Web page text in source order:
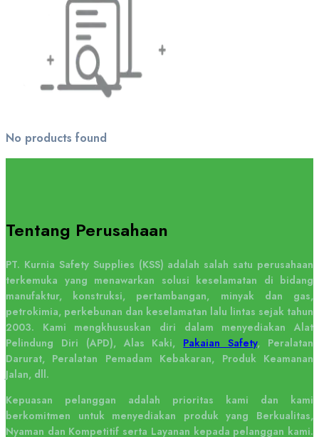
No products found
Tentang Perusahaan
PT. Kurnia Safety Supplies (KSS) adalah salah satu perusahaan
terkemuka yang menawarkan solusi keselamatan di bidang
manufaktur, konstruksi, pertambangan, minyak dan gas,
petrokimia, perkebunan dan keselamatan lalu lintas sejak tahun
2003. Kami mengkhususkan diri dalam menyediakan Alat
Pelindung Diri (APD), Alas Kaki, Pakaian Safety, Peralatan
Darurat, Peralatan Pemadam Kebakaran, Produk Keamanan
Jalan, dll.
Kepuasan pelanggan adalah prioritas kami dan kami
berkomitmen untuk menyediakan produk yang Berkualitas,
Nyaman dan Kompetitif serta Layanan kepada pelanggan kami.